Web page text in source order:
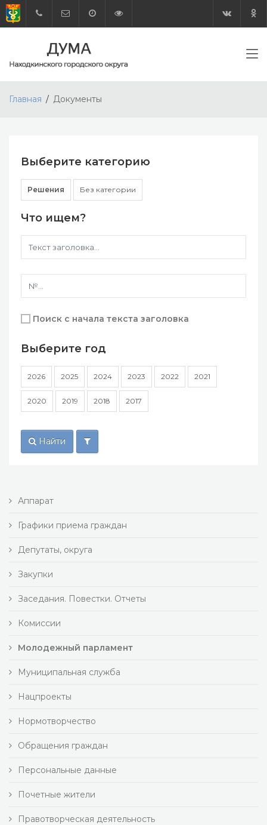
Главная Документы
Выберите категорию
Решения Без категории
Что ищем?
Поиск с начала текста заголовка
Выберите год
2026 2025 2024 2023 2022 2021
2020 2019 2018 2017
Найти
Аппарат
Графики приема граждан
Депутаты, округа
Закупки
Заседания. Повестки. Отчеты
Комиссии
Молодежный парламент
Муниципальная служба
Нацпроекты
Нормотворчество
Обращения граждан
Персональные данные
Почетные жители
Правотворческая деятельность